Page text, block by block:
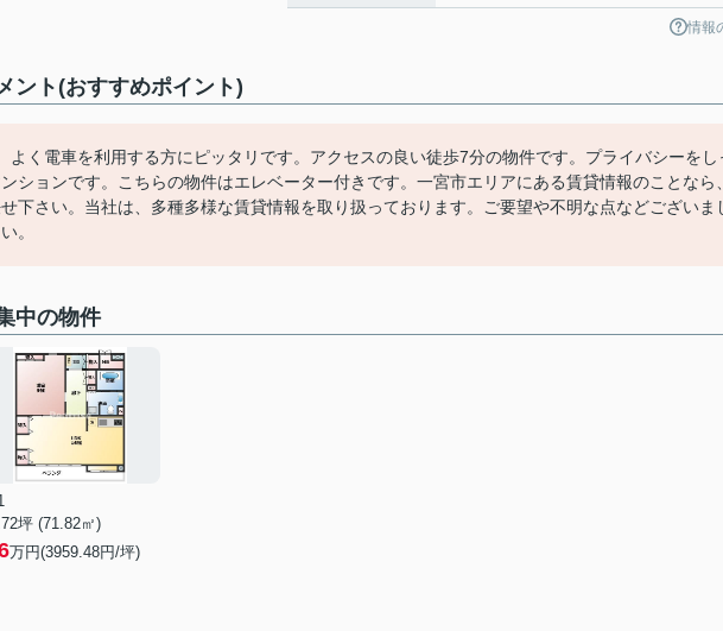
情報
ント(おすすめポイント)
よく電車を利用する方にピッタリです。アクセスの良い徒歩7分の物件です。プライバシーをし
ションです。こちらの物件はエレベーター付きです。一宮市エリアにある賃貸情報のことなら、
下さい。当社は、多種多様な賃貸情報を取り扱っております。ご要望や不明な点などございま
。
中の物件
坪 (71.82㎡)
万円(3959.48円/坪)